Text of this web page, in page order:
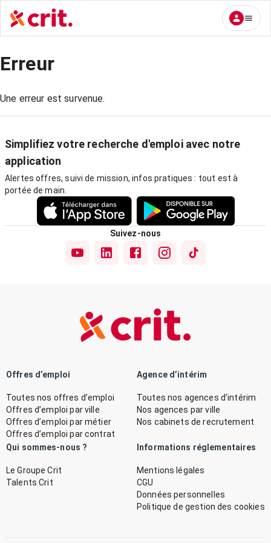
Erreur
Une erreur est survenue.
Simplifiez votre recherche d'emploi avec notre
application
Alertes offres, suivi de mission, infos pratiques : tout est à
portée de main.
Suivez-nous
Offres d’emploi
Toutes nos offres d’emploi
Offres d’emploi par ville
Offres d’emploi par métier
Offres d’emploi par contrat
Agence d’intérim
Toutes nos agences d’intérim
Nos agences par ville
Nos cabinets de recrutement
Qui sommes-nous ?
Le Groupe Crit
Talents Crit
Informations réglementaires
Mentions légales
CGU
Données personnelles
Politique de gestion des cookies